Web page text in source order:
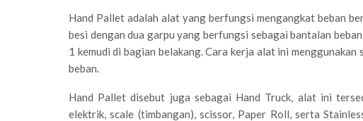
Hand Pallet adalah alat yang berfungsi mengangkat beban
besi dengan dua garpu yang berfungsi sebagai bantalan
1 kemudi di bagian belakang. Cara kerja alat ini
beban.
Hand Pallet disebut juga sebagai Hand Truck, alat ini
elektrik, scale (timbangan), scissor, Paper Roll, serta